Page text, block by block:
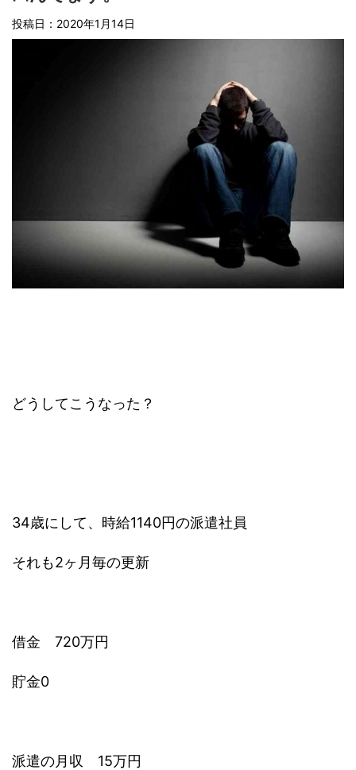
投稿日： 2020年1月14日
どうしてこうなった？
34歳にして、時給1140円の派遣社員
それも2ヶ月毎の更新
借金 720万円
貯金0
派遣の月収 15万円